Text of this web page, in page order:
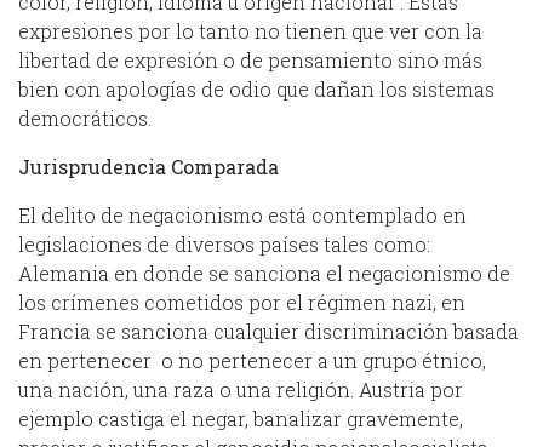
expresiones por lo tanto no tienen que ver con la
libertad de expresión o de pensamiento sino más
bien con apologías de odio que dañan los sistemas
democráticos.
Jurisprudencia Comparada
El delito de negacionismo está contemplado en
legislaciones de diversos países tales como:
Alemania en donde se sanciona el negacionismo de
los crímenes cometidos por el régimen nazi, en
Francia se sanciona cualquier discriminación basada
en pertenecer o no pertenecer a un grupo étnico,
una nación, una raza o una religión. Austria por
ejemplo castiga el negar, banalizar gravemente,